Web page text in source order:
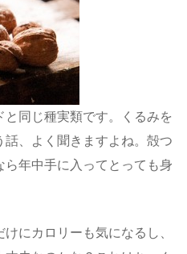
と同じ種実類です。くるみを
話、よく聞きますよね。殻つ
年中手に入ってとっても身
にカロリーも気になるし、